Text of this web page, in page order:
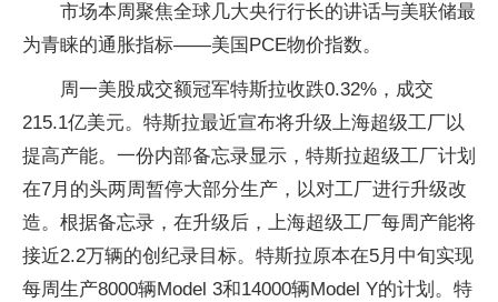
市场本周聚焦全球几大央行行长的讲话与美联储最
为青睐的通胀指标——美国PCE物价指数。
周一美股成交额冠军特斯拉收跌0.32%，成交
215.1亿美元。特斯拉最近宣布将升级上海超级工厂以
提高产能。一份内部备忘录显示，特斯拉超级工厂计划
在7月的头两周暂停大部分生产，以对工厂进行升级改
造。根据备忘录，在升级后，上海超级工厂每周产能将
接近2.2万辆的创纪录目标。特斯拉原本在5月中旬实现
每周生产8000辆Model 3和14000辆Model Y的计划。特